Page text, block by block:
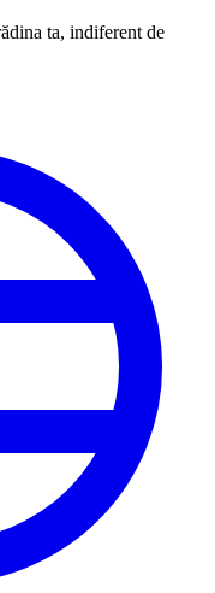
ta, indiferent de